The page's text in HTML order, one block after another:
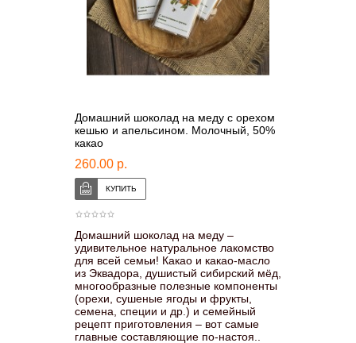
Домашний шоколад на меду с орехом
кешью и апельсином. Молочный, 50%
какао
260.00 р.
Домашний шоколад на меду –
удивительное натуральное лакомство
для всей семьи! Какао и какао-масло
из Эквадора, душистый сибирский мёд,
многообразные полезные компоненты
(орехи, сушеные ягоды и фрукты,
семена, специи и др.) и семейный
рецепт приготовления – вот самые
главные составляющие по-настоя..